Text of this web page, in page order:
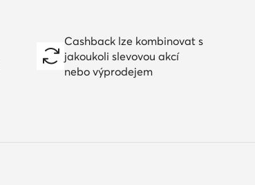
Cashback lze kombinovat s
jakoukoli slevovou akcí
nebo výprodejem